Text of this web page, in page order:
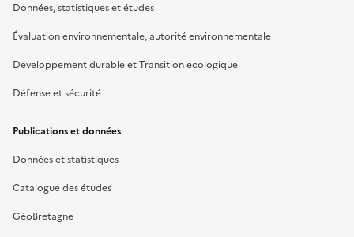
Données, statistiques et études
Évaluation environnementale, autorité environnementale
Développement durable et Transition écologique
Défense et sécurité
Publications et données
Données et statistiques
Catalogue des études
GéoBretagne